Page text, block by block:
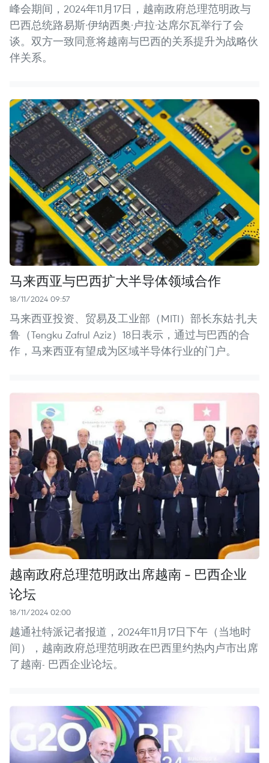
峰会期间，2024年11月17日，越南政府总理范明政与
巴西总统路易斯·伊纳西奥·卢拉·达席尔瓦举行了会
谈。双方一致同意将越南与巴西的关系提升为战略伙
伴关系。
马来西亚与巴西扩大半导体领域合作
18/11/2024 09:57
马来西亚投资、贸易及工业部（MITI）部长东姑·扎夫
鲁（Tengku Zafrul Aziz）18日表示，通过与巴西的合
作，马来西亚有望成为区域半导体行业的门户。 ​
越南政府总理范明政出席越南 - 巴西企业
论坛
18/11/2024 02:00
越通社特派记者报道，2024年11月17日下午（当地时
间），越南政府总理范明政在巴西里约热内卢市出席
了越南- 巴西企业论坛。